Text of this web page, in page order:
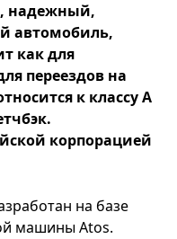
надежный,
автомобиль,
как для
переездов на
к классу А
корпорацией
на базе
машины Atos.